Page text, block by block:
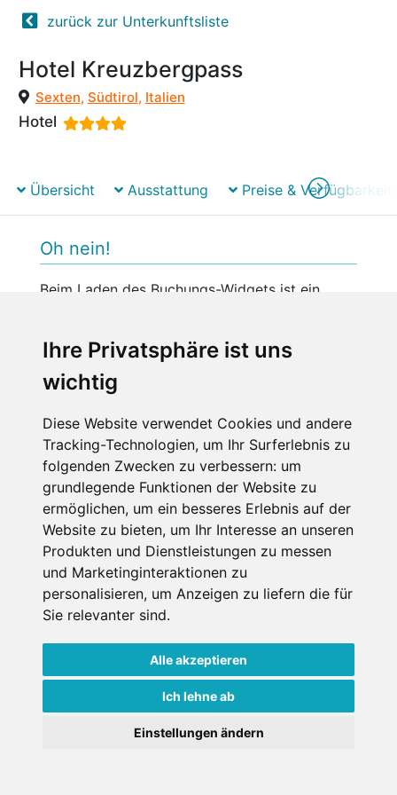
Ihre Privatsphäre ist uns
wichtig
Diese Website verwendet Cookies und andere
Tracking-Technologien, um Ihr Surferlebnis zu
folgenden Zwecken zu verbessern: um
grundlegende Funktionen der Website zu
ermöglichen, um ein besseres Erlebnis auf der
Website zu bieten, um Ihr Interesse an unseren
Produkten und Dienstleistungen zu messen
und Marketinginteraktionen zu
personalisieren, um Anzeigen zu liefern die für
Sie relevanter sind.
Alle akzeptieren
Ich lehne ab
Einstellungen ändern
zurück zur Unterkunftsliste
Hotel Kreuzbergpass
Sexten, Südtirol, Italien
Hotel
Übersicht Ausstattung Preise & Verfügbarkeit
Oh nein!
Beim Laden des Buchungs-Widgets ist ein
Datenschutzbedingungen
Nutzungsbedingungen Impressum Kontakt
Copyright © Schneemenschen GmbH 2026